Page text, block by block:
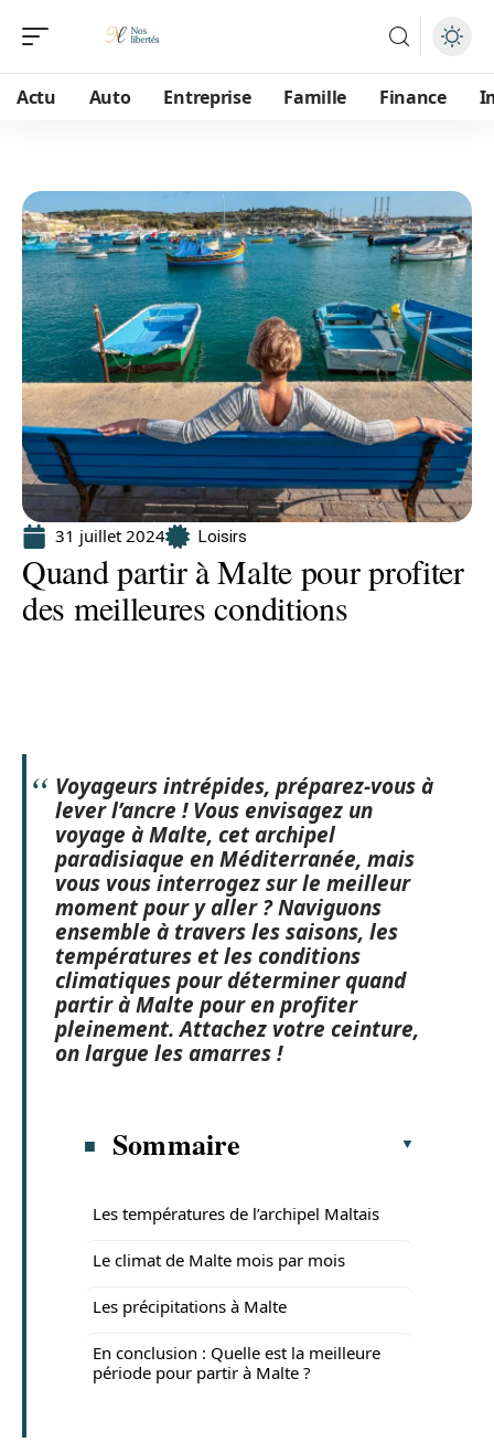
Actu Auto Entreprise Famille Finance
31 juillet 2024 Loisirs
Quand partir à Malte pour profiter
des meilleures conditions
Voyageurs intrépides, préparez-vous à
lever l’ancre ! Vous envisagez un
voyage à Malte, cet archipel
paradisiaque en Méditerranée, mais
vous vous interrogez sur le meilleur
moment pour y aller ? Naviguons
ensemble à travers les saisons, les
températures et les conditions
climatiques pour déterminerquand
partir à Malte pour en profiter
pleinement. Attachez votre ceinture,
on largue les amarres !
Sommaire
Les températures de l’archipel Maltais
Le climat de Malte mois par mois
Les précipitations à Malte
En conclusion : Quelle est la meilleure
période pour partir à Malte ?